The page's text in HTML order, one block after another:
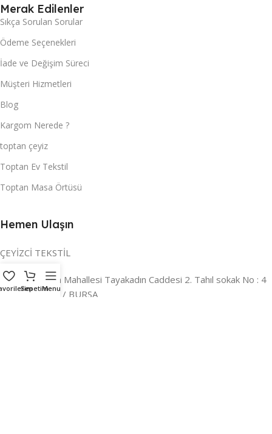
Merak Edilenler
Sıkça Sorulan Sorular
Ödeme Seçenekleri
İade ve Değişim Süreci
Müşteri Hizmetleri
Blog
Kargom Nerede ?
toptan çeyiz
Toptan Ev Tekstil
Toptan Masa Örtüsü
Hemen Ulaşın
ÇEYİZCİ TEKSTİL
Adres:Reyhan Mahallesi Tayakadın Caddesi 2. Tahıl sokak No : 4
/ a Osmangazi / BURSA
SepetimMenu